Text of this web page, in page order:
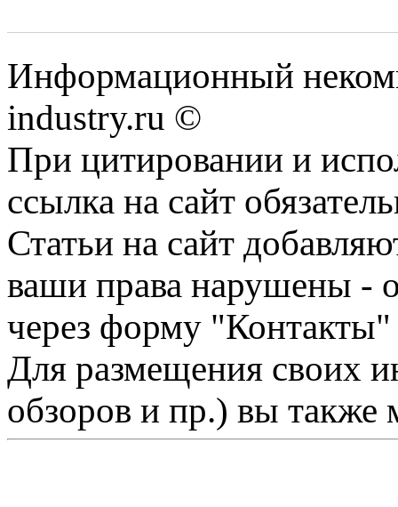
Информационный
industry.ru ©
При цитировании и
ссылка на сайт
Статьи на сайт
ваши права нарушены -
через форму "Контакты"
Для размещения своих
обзоров и пр.) вы также